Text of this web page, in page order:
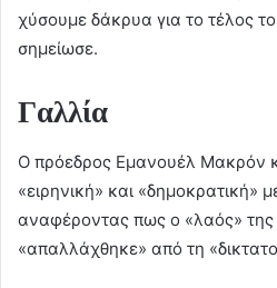
χύσουμε δάκρυα για το τέλος
σημείωσε.
Γαλλία
Ο πρόεδρος Εμανουέλ Μακρόν
«ειρηνική» και «δημοκρατική»
αναφέροντας πως ο «λαός»
«απαλλάχθηκε» από τη